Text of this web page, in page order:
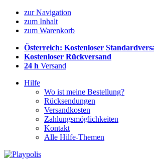
zur Navigation
zum Inhalt
zum Warenkorb
Österreich: Kostenloser
Kostenloser Rückversand
24 h Versand
Hilfe
Wo ist meine Bestellung?
Rücksendungen
Versandkosten
Zahlungsmöglichkeiten
Kontakt
Alle Hilfe-Themen